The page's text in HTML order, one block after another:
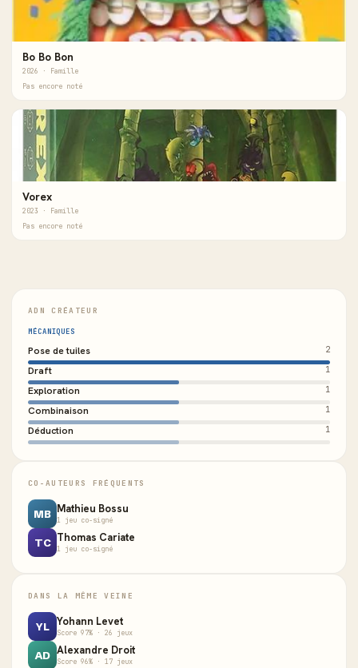
Bo Bo Bon
2026 · Famille
Pas encore noté
Vorex
2023 · Famille
Pas encore noté
ADN CRÉATEUR
MÉCANIQUES
Pose de tuiles 2
Draft 1
Exploration 1
Combinaison 1
Déduction 1
CO-AUTEURS FRÉQUENTS
MB Mathieu Bossu
1 jeu co-signé
TC Thomas Cariate
1 jeu co-signé
DANS LA MÊME VEINE
YL Yohann Levet
Score 97% · 26 jeux
AD Alexandre Droit
Score 96% · 17 jeux